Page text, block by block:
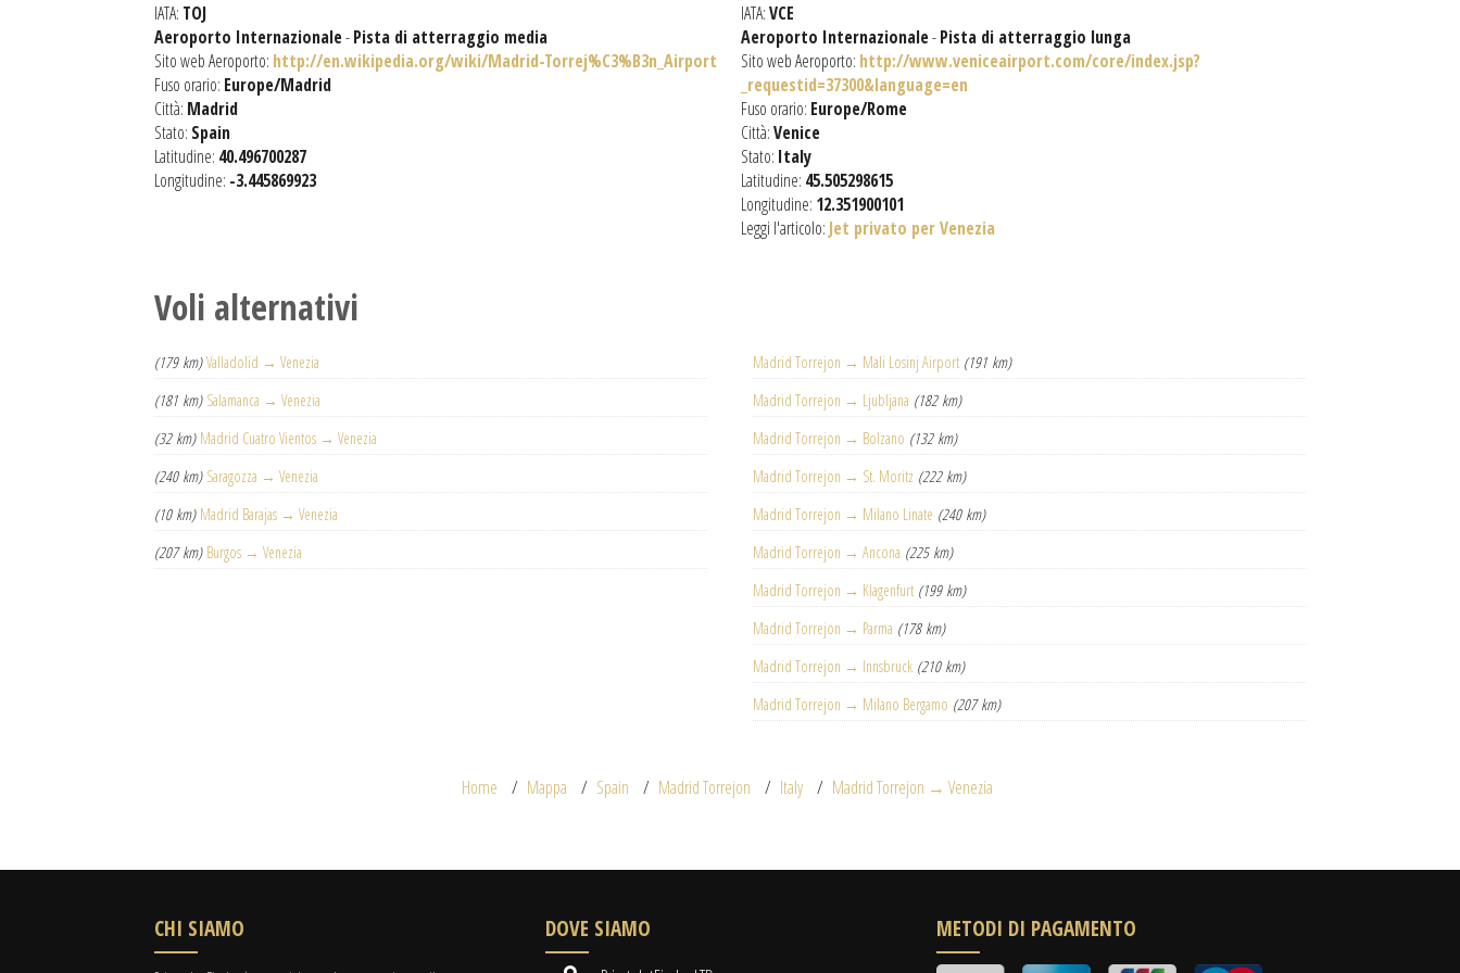
IATA: TOJ
Aeroporto Internazionale-Pista di atterraggio media
Sito web Aeroporto: http://en.wikipedia.org/wiki/Madrid-Torrej%C3%B3n_Airport
Fuso orario: Europe/Madrid
Città: Madrid
Stato: Spain
Latitudine: 40.496700287
Longitudine: -3.445869923
IATA:VCE
Aeroporto Internazionale-Pista di atterraggio lunga
Sito web Aeroporto: http://www.veniceairport.com/core/index.jsp?
_requestid=37300&language=en
Fuso orario: Europe/Rome
Città:Venice
Stato: Italy
Latitudine: 45.505298615
Longitudine: 12.351900101
Leggi l'articolo: Jet privato per Venezia
Voli alternativi
(179 km) Valladolid → Venezia
(181 km) Salamanca → Venezia
(32 km) Madrid Cuatro Vientos → Venezia
(240 km) Saragozza → Venezia
(10 km) Madrid Barajas → Venezia
(207 km) Burgos → Venezia
Madrid Torrejon → Mali Losinj Airport (191 km)
Madrid Torrejon → Ljubljana (182 km)
Madrid Torrejon → Bolzano (132 km)
Madrid Torrejon → St. Moritz (222 km)
Madrid Torrejon → Milano Linate (240 km)
Madrid Torrejon → Ancona (225 km)
Madrid Torrejon → Klagenfurt (199 km)
Madrid Torrejon → Parma (178 km)
Madrid Torrejon → Innsbruck (210 km)
Madrid Torrejon → Milano Bergamo (207 km)
Home Mappa Spain Madrid Torrejon Italy Madrid Torrejon → Venezia
CHI SIAMO DOVE SIAMO METODI DI PAGAMENTO